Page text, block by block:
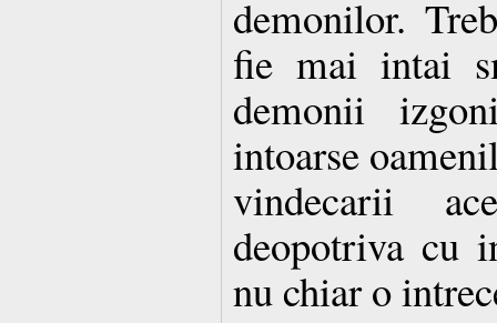
demonilor.
fie mai intai
demonii
intoarse
vindecarii
deopotriva cu
nu chiar o